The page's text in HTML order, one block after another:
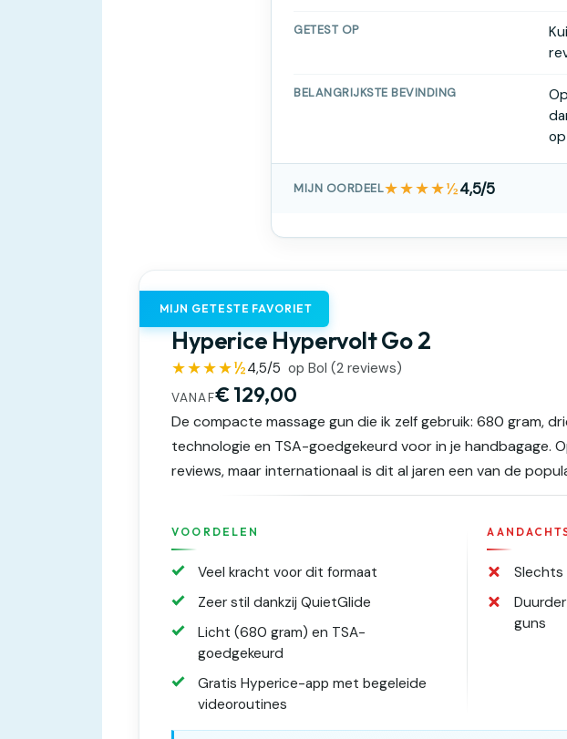
GETEST OP
BELANGRIJKSTE BEVINDING
MIJN OORDEEL★★★★½4,5/5
MIJN GETESTE FAVORIET
Hyperice Hypervolt Go 2
★★★★½4,5/5 op Bol (2 reviews)
VANAF€ 129,00
De compacte massage gun die ik zelf gebruik: 680 gram,
technologie en TSA-goedgekeurd voor in je handbagage.
reviews, maar internationaal is dit al jaren een van de
VOORDELEN
Veel kracht voor dit formaat
Zeer stil dankzij QuietGlide
Licht (680 gram) en TSA-
goedgekeurd
Gratis Hyperice-app met begeleide
videoroutines
Slechts
guns